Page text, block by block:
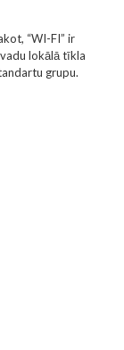
“WI-FI” ir
lokālā tīkla
grupu.